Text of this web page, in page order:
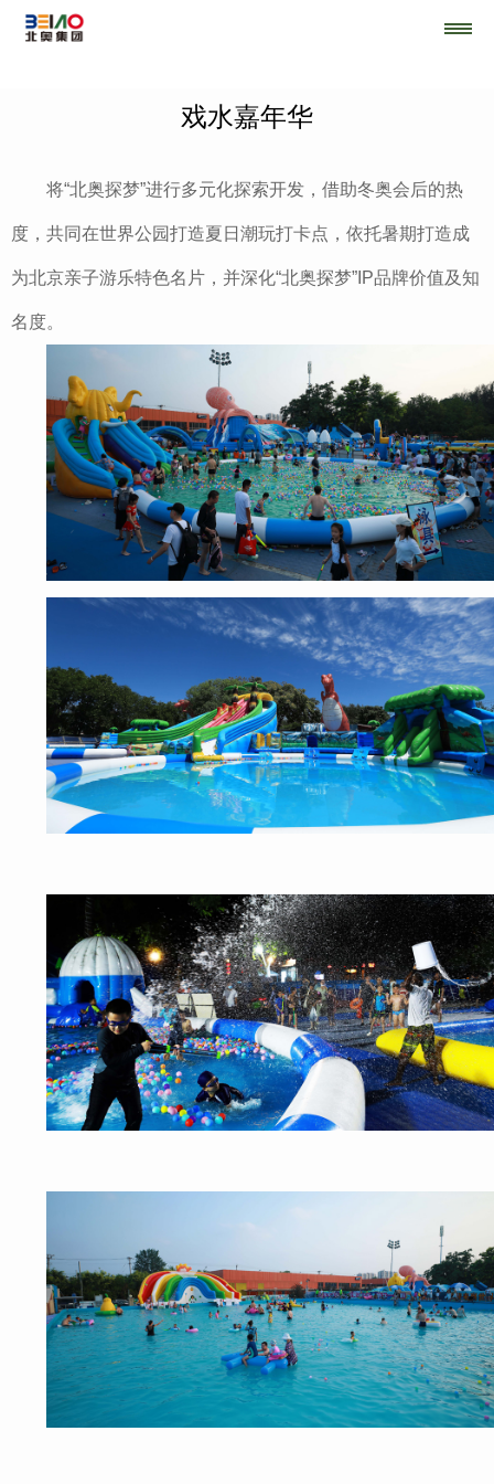
戏水嘉年华
将“北奥探梦”进行多元化探索开发，借助冬奥会后的热
度，共同在世界公园打造夏日潮玩打卡点，依托暑期打造成
为北京亲子游乐特色名片，并深化“北奥探梦”IP品牌价值及知
名度。